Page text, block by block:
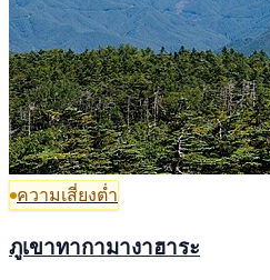
ความเสี่ยงต่ำ
ภูเขาทากามางาฮาระ